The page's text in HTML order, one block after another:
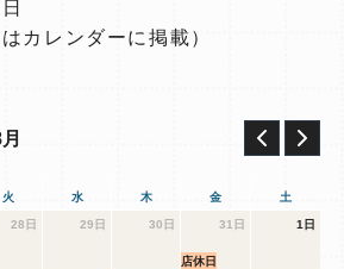
はカレンダーに掲載）
火 水 木 金 土
28日 29日 30日 31日
店休日
1日